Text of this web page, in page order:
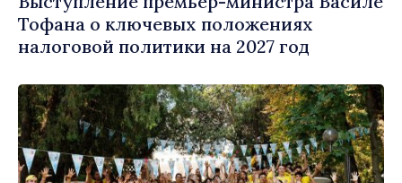
Тофана о ключевых положениях
налоговой политики на 2027 год